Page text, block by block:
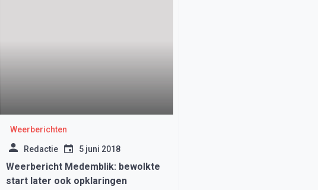
Weerberichten
Redactie 5 juni 2018
Weerbericht Medemblik: bewolkte
start later ook opklaringen